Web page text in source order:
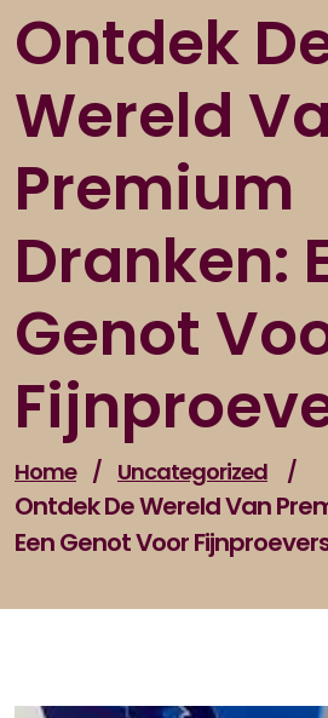
Ontdek
Wereld
Premium
Dranken:
Genot
Home / Uncategorized /
Ontdek De Wereld Van
Een Genot Voor